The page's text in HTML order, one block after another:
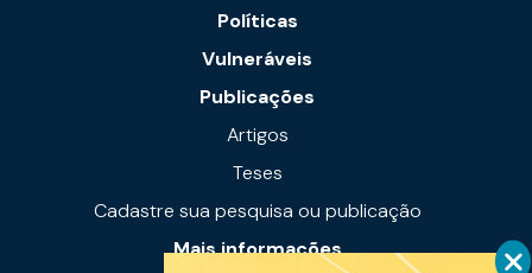
Políticas
Vulneráveis
Publicações
Artigos
Teses
Cadastre sua pesquisa ou publicação
Mais informações